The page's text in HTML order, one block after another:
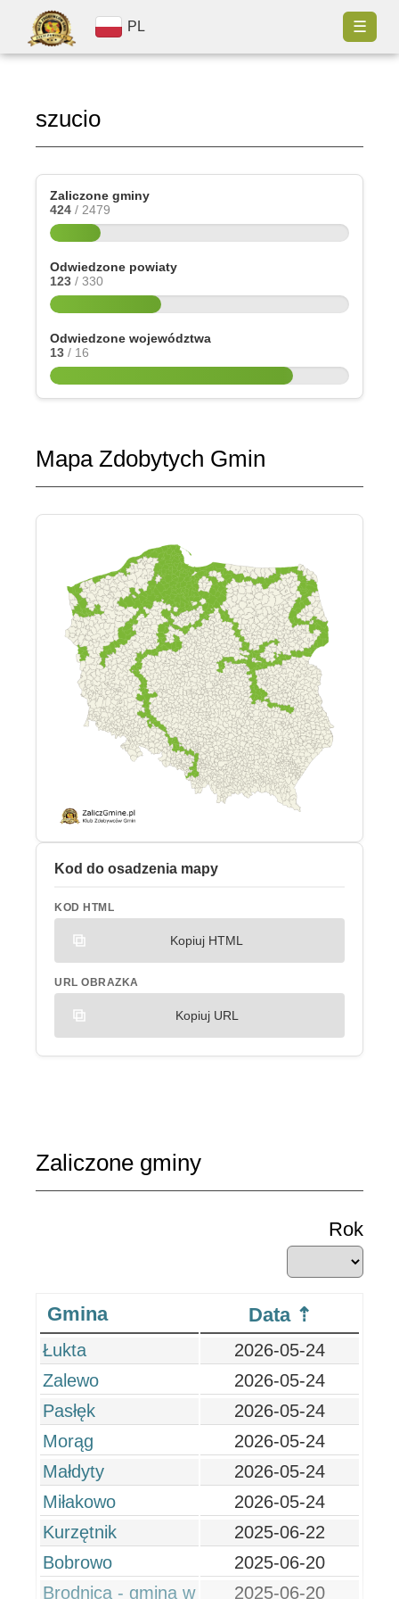
PL ☰
szucio
Zaliczone gminy
424 / 2479
Odwiedzone powiaty
123 / 330
Odwiedzone województwa
13 / 16
Mapa Zdobytych Gmin
Kod do osadzenia mapy
KOD HTML
Kopiuj HTML
URL OBRAZKA
Kopiuj URL
Zaliczone gminy
Rok
Gmina Data
Łukta
2026-05-24
Zalewo
2026-05-24
Pasłęk
2026-05-24
Morąg
2026-05-24
Małdyty
2026-05-24
Miłakowo
2026-05-24
Kurzętnik
2025-06-22
Bobrowo
2025-06-20
Brodnica - gmina w
2025-06-20